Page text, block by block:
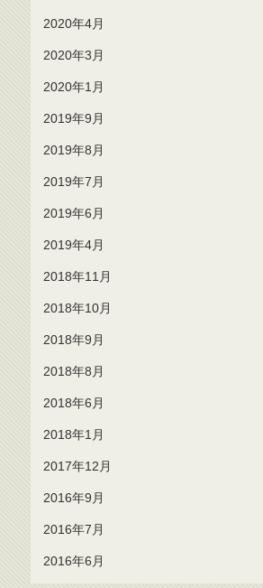
2020年4月
2020年3月
2020年1月
2019年9月
2019年8月
2019年7月
2019年6月
2019年4月
2018年11月
2018年10月
2018年9月
2018年8月
2018年6月
2018年1月
2017年12月
2016年9月
2016年7月
2016年6月